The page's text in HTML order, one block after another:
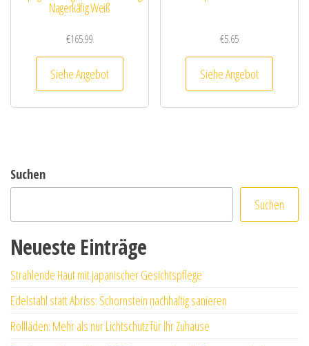
Nagerkäfig Weiß
€165.99
Siehe Angebot
€5.65
Siehe Angebot
Suchen
Suchen
Neueste Einträge
Strahlende Haut mit japanischer Gesichtspflege
Edelstahl statt Abriss: Schornstein nachhaltig sanieren
Rollläden: Mehr als nur Lichtschutz für Ihr Zuhause